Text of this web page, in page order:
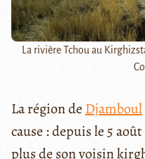
La rivière Tchou au
La région de Djamboul
cause : depuis le 5
plus de son voisin